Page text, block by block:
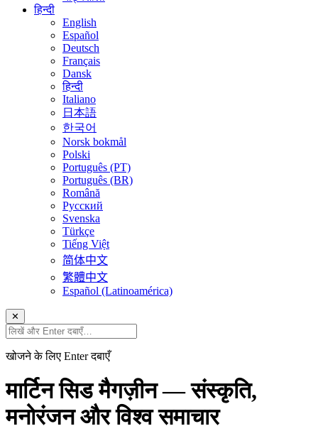
हिन्दी
English
Español
Deutsch
Français
Dansk
हिन्दी
Italiano
日本語
한국어
Norsk bokmål
Polski
Português (PT)
Português (BR)
Română
Русский
Svenska
Türkçe
Tiếng Việt
简体中文
繁體中文
Español (Latinoamérica)
✕
खोजने के लिए Enter दबाएँ
मार्टिन सिड मैगज़ीन — संस्कृति,
मनोरंजन और विश्व समाचार